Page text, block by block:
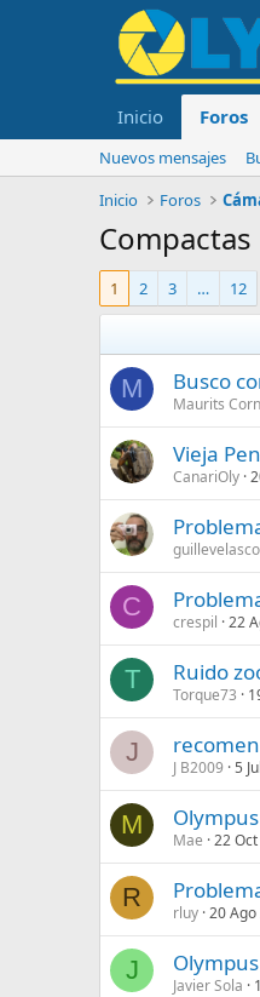
Inicio Foros
Nuevos mensajes
Inicio
Foros
Compactas
1 2 3 … 12
M Busco
Maurits
Vieja
CanariOly
guillevelasco
C
crespil 22
T Ruido
Torque73
J
J B2009 5
M
Mae 22
R
rluy 20
J
Javier Sola